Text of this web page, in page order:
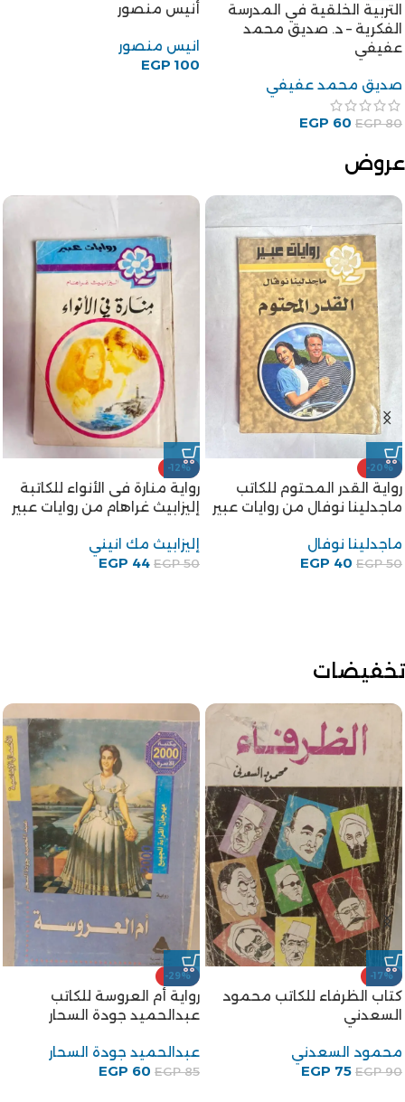
الخروج من الجنة للكاتب توفيق
الحكيم
توفيق الحكيم
EGP100
EGP80
EGP65
عروض
-20%
رواية القدر المحتوم للكاتب
ماجدلينا نوفال من روايات عبير
ماجدلينا نوفال
EGP50
EGP 40
-12%
رواية منارة فى الأنواء للكاتبة
إليزابيث غراهام من روايات عبير
إليزابيث مك انيني
EGP50
EGP 44
تخفيضات
-17%
كتاب الظرفاء للكاتب محمود
السعدني
محمود السعدني
EGP90
EGP 75
-29%
رواية أم العروسة للكاتب
عبدالحميد جودة السحار
عبدالحميد جودة السحار
EGP85
EGP 60